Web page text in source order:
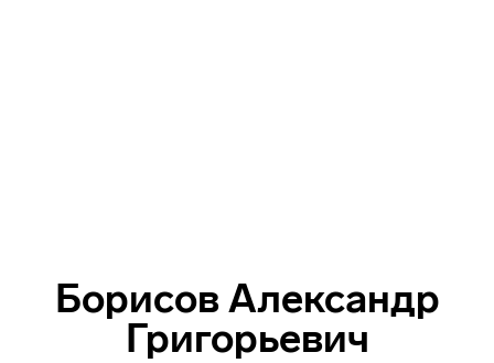
Борисов Александр
Григорьевич